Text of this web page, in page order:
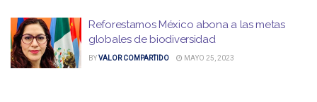
Reforestamos México abona a las metas
globales de biodiversidad
BYVALOR COMPARTIDO MAYO 25, 2023